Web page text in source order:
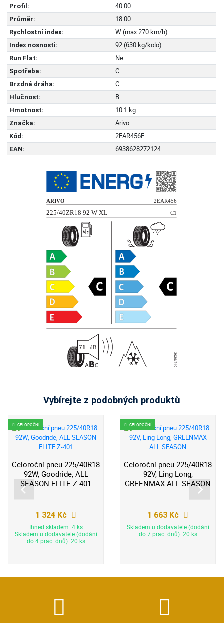
Profil: 40.00
Průměr: 18.00
Rychlostní index: W (max 270 km/h)
Index nosnosti: 92 (630 kg/kolo)
Run Flat: Ne
Spotřeba: C
Brzdná dráha: C
Hlučnost: B
Hmotnost: 10.1 kg
Značka: Arivo
Kód: 2EAR456F
EAN: 6938628272124
Vybírejte z podobných produktů
CELOROČNÍ
Celoroční pneu 225/40R18
92W, Goodride, ALL
SEASON ELITE Z-401
1 324 Kč
Ihned skladem: 4 ks
Skladem u dodavatele (dodání
do 4 prac. dnů): 20 ks
CELOROČNÍ
Celoroční pneu 225/40R18
92V, Ling Long,
GREENMAX ALL SEASON
1 663 Kč
Skladem u dodavatele (dodání
do 7 prac. dnů): 20 ks